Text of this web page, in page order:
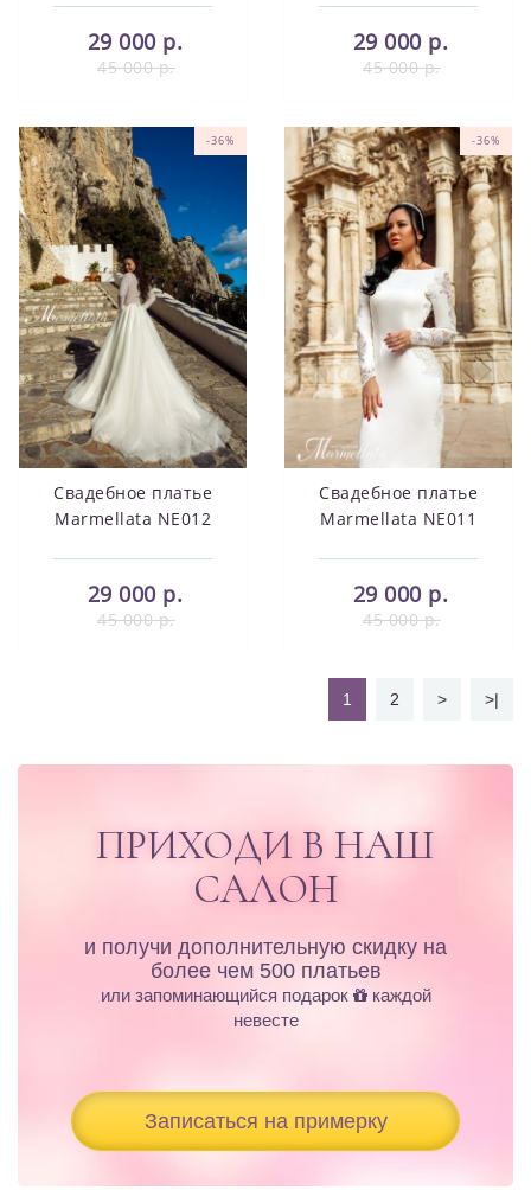
29 000 р.
45 000 р.
29 000 р.
45 000 р.
-36%
Свадебное платье
Marmellata NE012
29 000 р.
45 000 р.
-36%
Свадебное платье
Marmellata NE011
29 000 р.
45 000 р.
1 2 > >|
ПРИХОДИ В НАШ
САЛОН
и получи дополнительную скидку на
более чем 500 платьев
или запоминающийся подарок
каждой
невесте
Записаться на примерку